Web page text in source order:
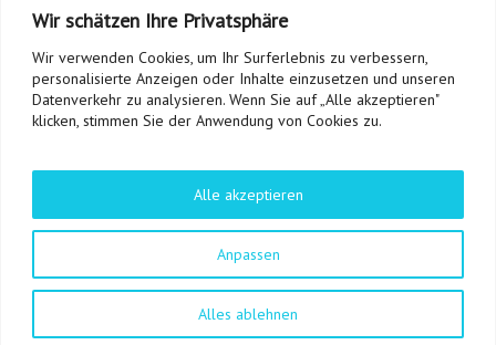
Wir schätzen Ihre Privatsphäre
Wir verwenden Cookies, um Ihr Surferlebnis zu verbessern,
personalisierte Anzeigen oder Inhalte einzusetzen und unseren
Datenverkehr zu analysieren. Wenn Sie auf „Alle akzeptieren"
klicken, stimmen Sie der Anwendung von Cookies zu.
Anpassen
Alles ablehnen
Alle akzeptieren
Fitness-Gesundheit
News-Turniere-Infos
Oktober
Padel
von ThemeGrill Präsentiert von
Tennis Online Magazin
Datenschutzerklärung Impressum